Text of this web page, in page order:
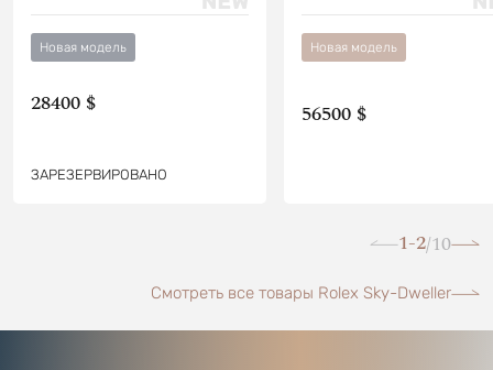
Новая модель
28400 $
ЗАРЕЗЕРВИРОВАНО
Новая модель
56500 $
1-2/10
Смотреть все товары Rolex Sky-Dweller